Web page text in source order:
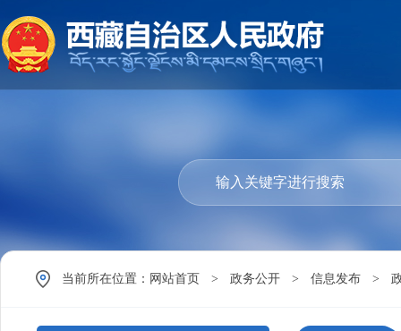
当前所在位置： 网站首页 > 政务公开 > 信息发布 >